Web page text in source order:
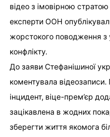
відео з імовірною
експерти ООН
жорстокого поводження з
конфлікту.
До заяви Стефанішиної
коментувала
інцидент, віце-прем’єр
зацікавлена ​​в жодних
зберегти життя якомога